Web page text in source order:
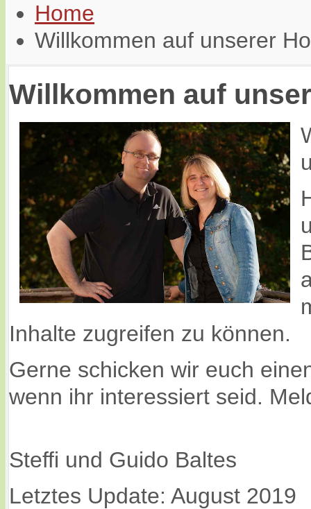
Home
Willkommen auf unserer
Willkommen auf
Inhalte zugreifen zu können.
Gerne schicken wir euch
wenn ihr interessiert seid.
Steffi und Guido Baltes
Letztes Update: August 2019